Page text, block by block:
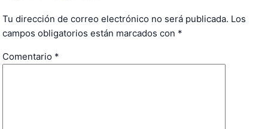
Tu dirección de correo electrónico no será publicada. Los
campos obligatorios están marcados con *
Comentario *